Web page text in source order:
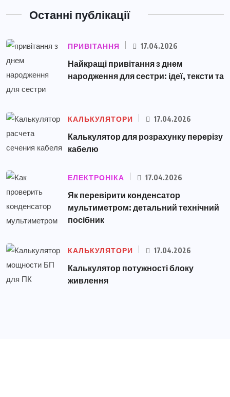
Останні публікації
ПРИВІТАННЯ 17.04.2026
Найкращі привітання з днем
народження для сестри: ідеї, тексти та
КАЛЬКУЛЯТОРИ 17.04.2026
Калькулятор для розрахунку перерізу
кабелю
ЕЛЕКТРОНІКА 17.04.2026
Як перевірити конденсатор
мультиметром: детальний технічний
посібник
КАЛЬКУЛЯТОРИ 17.04.2026
Калькулятор потужності блоку
живлення